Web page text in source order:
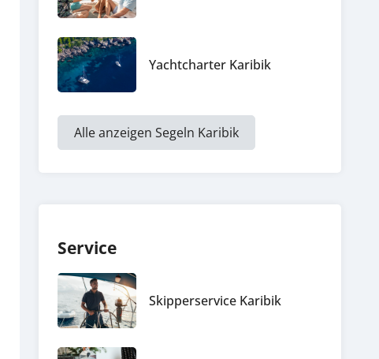
Yachtcharter Karibik
Alle anzeigen Segeln Karibik
Service
Skipperservice Karibik